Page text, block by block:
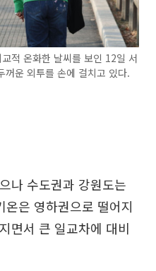
적 온화한 날씨를 보인 12일 서
꺼운 외투를 손에 걸치고 있다.
나 수도권과 강원도는
은 영하권으로 떨어지
면서 큰 일교차에 대비